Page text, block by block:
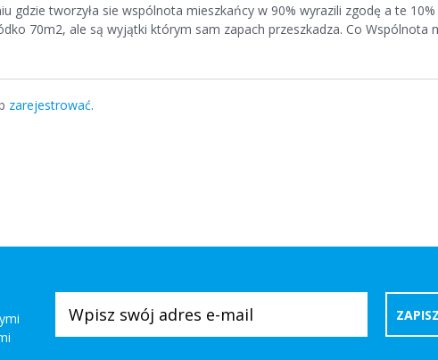
gdzie tworzyła sie wspólnota mieszkańcy w 90% wyrazili zgodę a te 10%
70m2, ale są wyjątki którym sam zapach przeszkadza. Co Wspólnota
zarejestrować.